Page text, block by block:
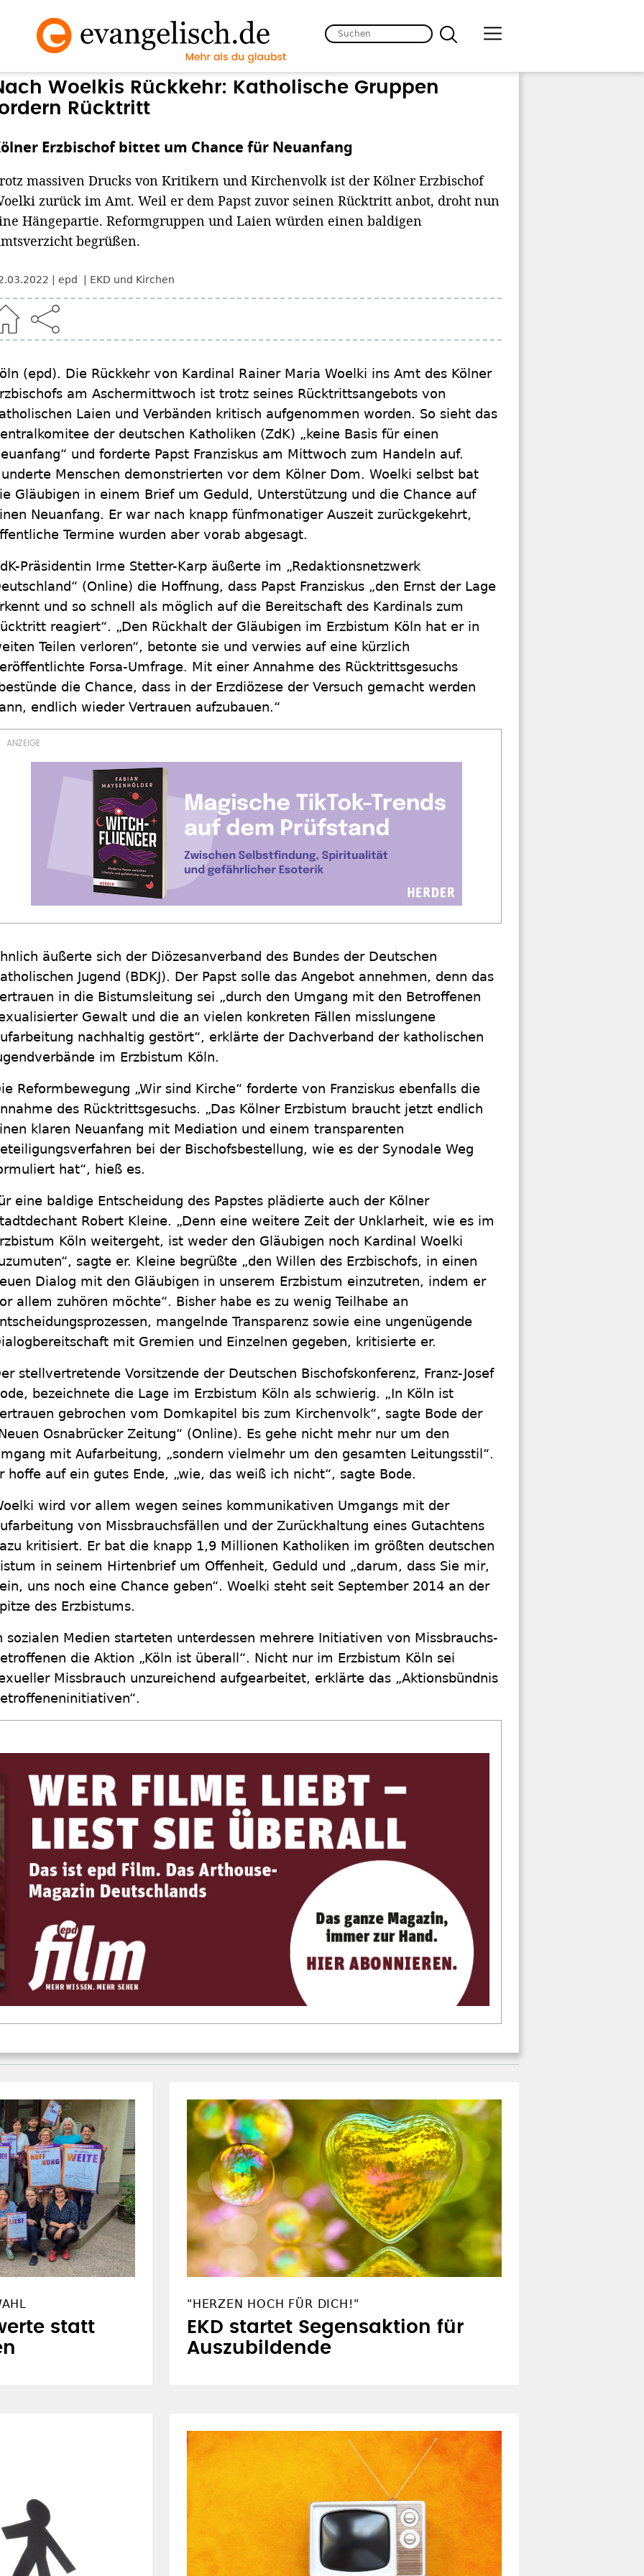
Woelkis Rückkehr: Katholische Gruppen
Rücktritt
Erzbischof bittet um Chance für Neuanfang
massiven Drucks von Kritikern und Kirchenvolk ist der Kölner Erzbischof
zurück im Amt. Weil er dem Papst zuvor seinen Rücktritt anbot, droht nun
Hängepartie. Reformgruppen und Laien würden einen baldigen
begrüßen.
epd EKD und Kirchen
(epd). Die Rückkehr von Kardinal Rainer Maria Woelki ins Amt des Kölner
am Aschermittwoch ist trotz seines Rücktrittsangebots von
Laien und Verbänden kritisch aufgenommen worden. So sieht das
der deutschen Katholiken (ZdK) „keine Basis für einen
und forderte Papst Franziskus am Mittwoch zum Handeln auf.
Menschen demonstrierten vor dem Kölner Dom. Woelki selbst bat
Gläubigen in einem Brief um Geduld, Unterstützung und die Chance auf
Neuanfang. Er war nach knapp fünfmonatiger Auszeit zurückgekehrt,
Termine wurden aber vorab abgesagt.
Präsidentin Irme Stetter-Karp äußerte im „Redaktionsnetzwerk
(Online) die Hoffnung, dass Papst Franziskus „den Ernst der Lage
und so schnell als möglich auf die Bereitschaft des Kardinals zum
reagiert“. „Den Rückhalt der Gläubigen im Erzbistum Köln hat er in
Teilen verloren“, betonte sie und verwies auf eine kürzlich
Forsa-Umfrage. Mit einer Annahme des Rücktrittsgesuchs
die Chance, dass in der Erzdiözese der Versuch gemacht werden
endlich wieder Vertrauen aufzubauen.“
äußerte sich der Diözesanverband des Bundes der Deutschen
Jugend (BDKJ). Der Papst solle das Angebot annehmen, denn das
in die Bistumsleitung sei „durch den Umgang mit den Betroffenen
Gewalt und die an vielen konkreten Fällen misslungene
nachhaltig gestört“, erklärte der Dachverband der katholischen
im Erzbistum Köln.
Reformbewegung „Wir sind Kirche“ forderte von Franziskus ebenfalls die
des Rücktrittsgesuchs. „Das Kölner Erzbistum braucht jetzt endlich
klaren Neuanfang mit Mediation und einem transparenten
bei der Bischofsbestellung, wie es der Synodale Weg
hat“, hieß es.
eine baldige Entscheidung des Papstes plädierte auch der Kölner
Robert Kleine. „Denn eine weitere Zeit der Unklarheit, wie es im
Köln weitergeht, ist weder den Gläubigen noch Kardinal Woelki
sagte er. Kleine begrüßte „den Willen des Erzbischofs, in einen
Dialog mit den Gläubigen in unserem Erzbistum einzutreten, indem er
allem zuhören möchte“. Bisher habe es zu wenig Teilhabe an
mangelnde Transparenz sowie eine ungenügende
mit Gremien und Einzelnen gegeben, kritisierte er.
stellvertretende Vorsitzende der Deutschen Bischofskonferenz, Franz-Josef
bezeichnete die Lage im Erzbistum Köln als schwierig. „In Köln ist
gebrochen vom Domkapitel bis zum Kirchenvolk“, sagte Bode der
Osnabrücker Zeitung“ (Online). Es gehe nicht mehr nur um den
mit Aufarbeitung, „sondern vielmehr um den gesamten Leitungsstil“.
hoffe auf ein gutes Ende, „wie, das weiß ich nicht“, sagte Bode.
wird vor allem wegen seines kommunikativen Umgangs mit der
von Missbrauchsfällen und der Zurückhaltung eines Gutachtens
kritisiert. Er bat die knapp 1,9 Millionen Katholiken im größten deutschen
in seinem Hirtenbrief um Offenheit, Geduld und „darum, dass Sie mir,
uns noch eine Chance geben“. Woelki steht seit September 2014 an der
des Erzbistums.
sozialen Medien starteten unterdessen mehrere Initiativen von Missbrauchs-
die Aktion „Köln ist überall“. Nicht nur im Erzbistum Köln sei
Missbrauch unzureichend aufgearbeitet, erklärte das „Aktionsbündnis
statt
"HERZEN HOCH FÜR DICH!"
EKD startet Segensaktion für
Auszubildende